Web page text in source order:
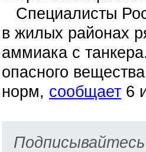
Специалисты
в жилых районах
аммиака с
опасного
норм, сообщает 6